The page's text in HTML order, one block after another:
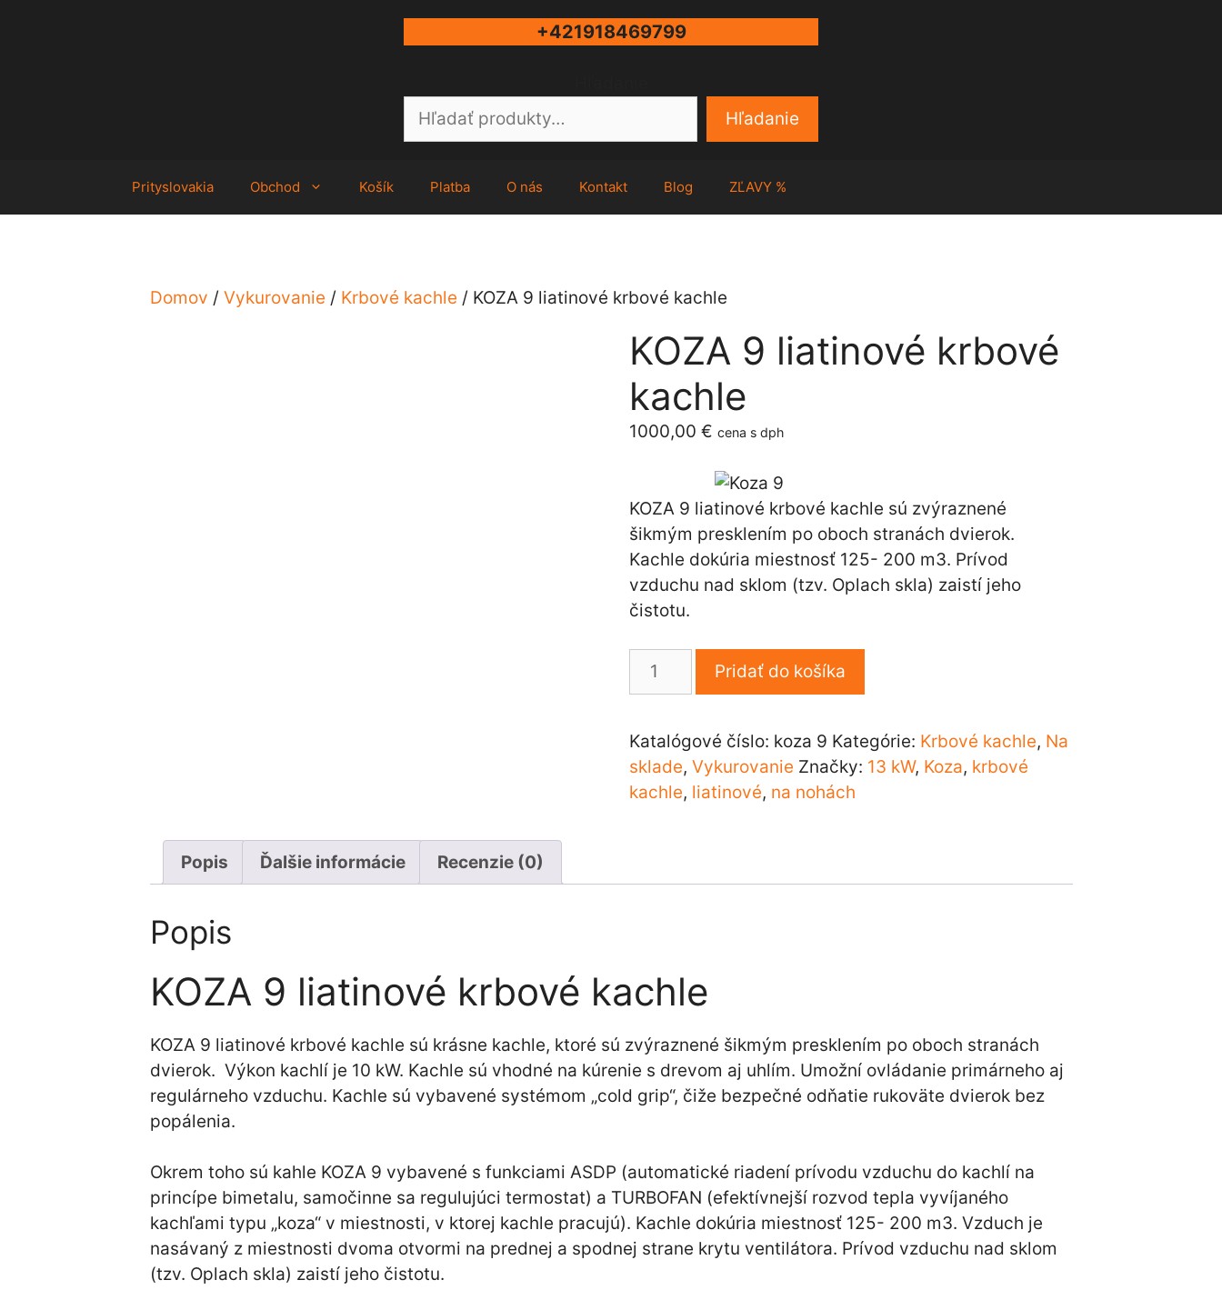
+421918469799
Hľadanie
Prityslovakia Obchod Košík Platba O nás Kontakt Blog ZĽAVY %
Domov / Vykurovanie / Krbové kachle / KOZA 9 liatinové krbové kachle
KOZA 9 liatinové krbové
kachle
1000,00€ cena s dph
KOZA 9 liatinové krbové kachle sú zvýraznené
šikmým presklením po oboch stranách dvierok.
Kachle dokúria miestnosť 125- 200 m3. Prívod
vzduchu nad sklom (tzv. Oplach skla) zaistí jeho
čistotu.
množstvo
liatinové
krbové
kachle
Pridať do košíka
Katalógové číslo: koza 9 Kategórie: Krbové kachle, Na
sklade,Vykurovanie Značky: 13 kW, Koza, krbové
kachle, liatinové, na nohách
Popis Ďalšie informácie Recenzie (0)
Popis
KOZA 9 liatinové krbové kachle
KOZA 9 liatinové krbové kachle sú krásne kachle, ktoré sú zvýraznené šikmým presklením po oboch stranách
dvierok. Výkon kachlí je 10 kW. Kachle sú vhodné na kúrenie s drevom aj uhlím. Umožní ovládanie primárneho aj
regulárneho vzduchu. Kachle sú vybavené systémom „cold grip“, čiže bezpečné odňatie rukoväte dvierok bez
popálenia.
Okrem toho sú kahle KOZA 9 vybavené s funkciami ASDP (automatické riadení prívodu vzduchu do kachlí na
princípe bimetalu, samočinne sa regulujúci termostat) a TURBOFAN (efektívnejší rozvod tepla vyvíjaného
kachľami typu „koza“ v miestnosti, v ktorej kachle pracujú). Kachle dokúria miestnosť 125- 200 m3. Vzduch je
nasávaný z miestnosti dvoma otvormi na prednej a spodnej strane krytu ventilátora. Prívod vzduchu nad sklom
(tzv. Oplach skla) zaistí jeho čistotu.